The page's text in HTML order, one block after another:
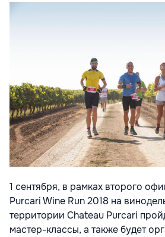
1 сентября, в рамках второго
Purcari Wine Run 2018 на
территории Chateau Purcari
мастер-классы, а также будет